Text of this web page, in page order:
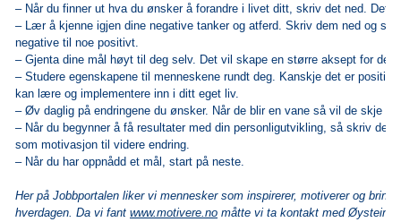
– Når du finner ut hva du ønsker å forandre i livet ditt, skriv det ned. Det
– Lær å kjenne igjen dine negative tanker og atferd. Skriv dem ned og se
negative til noe positivt.
– Gjenta dine mål høyt til deg selv. Det vil skape en større aksept for
– Studere egenskapene til menneskene rundt deg. Kanskje det er
kan lære og implementere inn i ditt eget liv.
– Øv daglig på endringene du ønsker. Når de blir en vane så vil de skje
– Når du begynner å få resultater med din personligutvikling, så skriv dem
som motivasjon til videre endring.
– Når du har oppnådd et mål, start på neste.
Her på Jobbportalen liker vi mennesker som inspirerer, motiverer og
hverdagen. Da vi fantwww.motivere.no måtte vi ta kontakt med Øystein